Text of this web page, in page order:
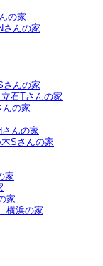
の家
さんの家
さんの家
石Tさんの家
んの家
んの家
Sさんの家
家
家
横浜の家